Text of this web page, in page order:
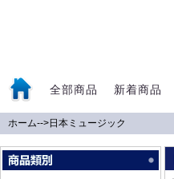
全部商品 新着商品
ホーム-->日本ミュージック